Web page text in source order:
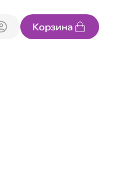
Корзина